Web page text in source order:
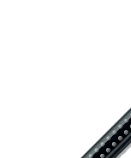
Harika fırsatları
veya eklenen